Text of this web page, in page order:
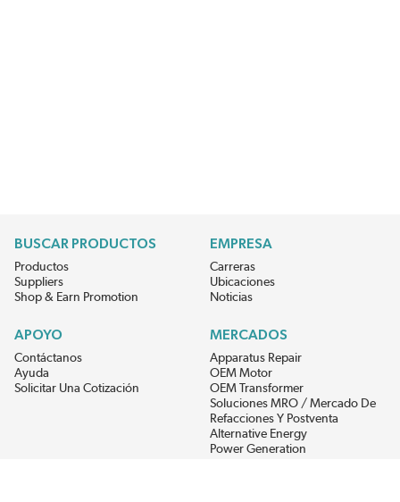
BUSCAR PRODUCTOS
Productos
Suppliers
Shop & Earn Promotion
EMPRESA
Carreras
Ubicaciones
Noticias
APOYO
Contáctanos
Ayuda
Solicitar Una Cotización
MERCADOS
Apparatus Repair
OEM Motor
OEM Transformer
Soluciones MRO / Mercado De
Refacciones Y Postventa
Alternative Energy
Power Generation